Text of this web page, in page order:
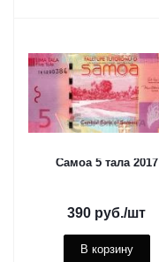
Самоа 5 тала 2017
390 руб./шт
В корзину